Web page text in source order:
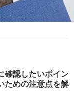
確認したいポイン
ための注意点を解